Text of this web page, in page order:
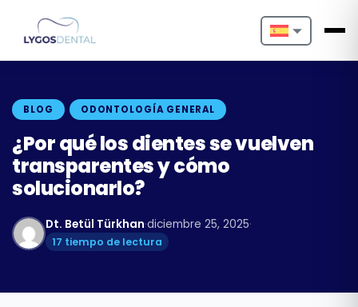
Nederlands
Français
BLOG ODONTOLOGÍA GENERAL
¿Por qué los dientes se vuelven
transparentes y cómo
solucionarlo?
Dt. Betül Türkhan·diciembre 25, 2025·
17 tiempo de lectura